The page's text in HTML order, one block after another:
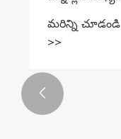
మరిన్ని చూడండి
>>
